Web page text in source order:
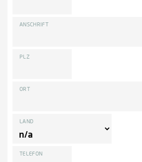
ANSCHRIFT
PLZ
ORT
LAND
TELEFON